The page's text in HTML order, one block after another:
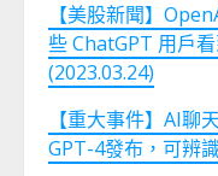
【美股新聞】
些 ChatGPT 用戶
(2023.03.24)
【重大事件】AI聊
GPT-4發布，可辨